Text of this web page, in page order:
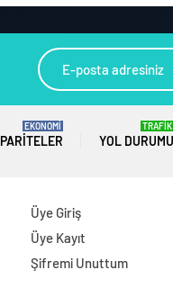
PARITELER
EKONOMİ
YOL DURUMU
TRAFİK
Üye Giriş
Üye Kayıt
Şifremi Unuttum